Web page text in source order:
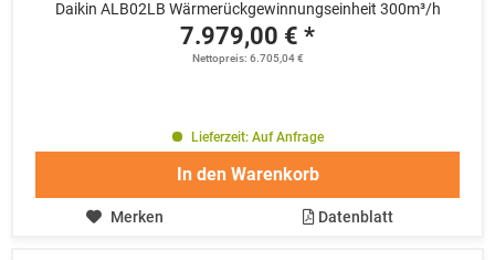
Daikin ALB02LB Wärmerückgewinnungseinheit 300m³/h
7.979,00 € *
Nettopreis: 6.705,04 €
Lieferzeit: Auf Anfrage
In den Warenkorb
Merken Datenblatt